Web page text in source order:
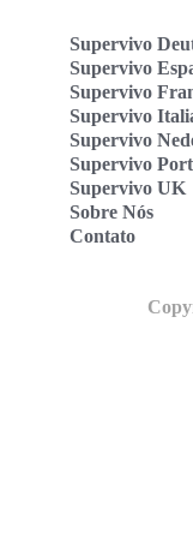
Supervivo
Supervivo
Supervivo
Supervivo
Supervivo
Supervivo
Supervivo UK
Sobre Nós
Contato